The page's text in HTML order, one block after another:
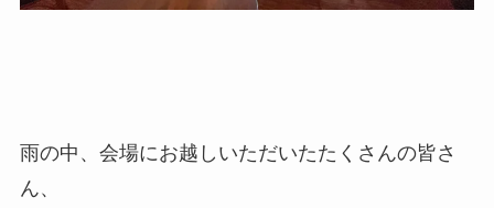
雨の中、会場にお越しいただいたたくさんの皆さ
ん、